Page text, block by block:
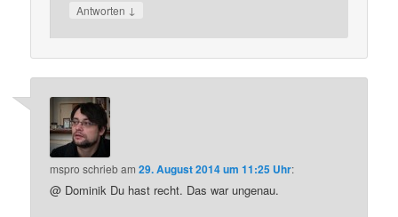
Antworten ↓
mspro schriebam29. August 2014 um 11:25 Uhr:
@ Dominik Du hast recht. Das war ungenau.